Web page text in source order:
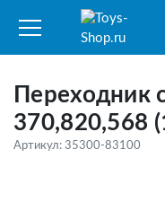
Переходник
370,820,568
Артикул: 35300-83100